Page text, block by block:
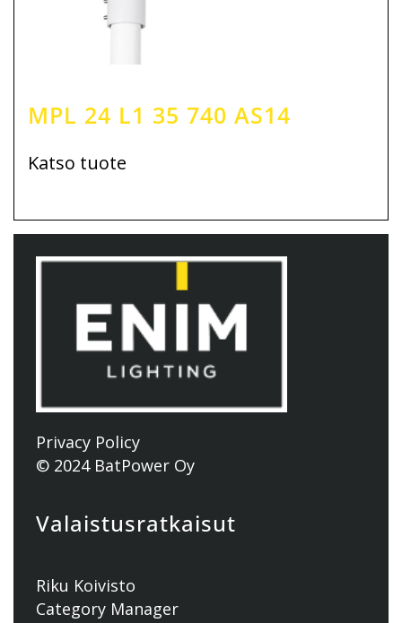
MPL 24 L1 35 740 AS14
Katso tuote
Privacy Policy
© 2024 BatPower Oy
Valaistusratkaisut
Riku Koivisto
Category Manager